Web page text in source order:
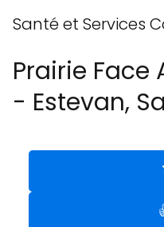
Santé et Services
Prairie Face
- Estevan,